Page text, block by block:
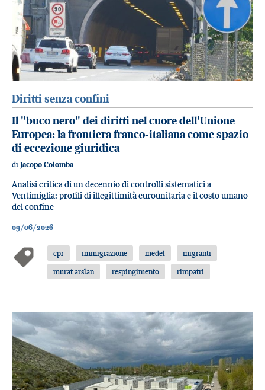
Diritti senza confini
Il "buco nero" dei diritti nel cuore dell'Unione
Europea: la frontiera franco-italiana come spazio
di eccezione giuridica
di Jacopo Colomba
Analisi critica di un decennio di controlli sistematici a
Ventimiglia: profili di illegittimità eurounitaria e il costo umano
del confine
09/06/2026
cpr immigrazione medel
migranti
murat arslan
respingimento rimpatri